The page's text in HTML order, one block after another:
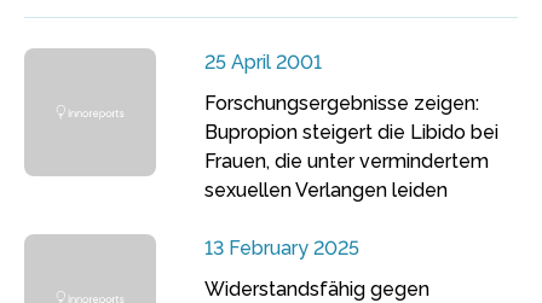
25 April 2001
Forschungsergebnisse zeigen:
Bupropion steigert die Libido bei
Frauen, die unter vermindertem
sexuellen Verlangen leiden
13 February 2025
Widerstandsfähig gegen